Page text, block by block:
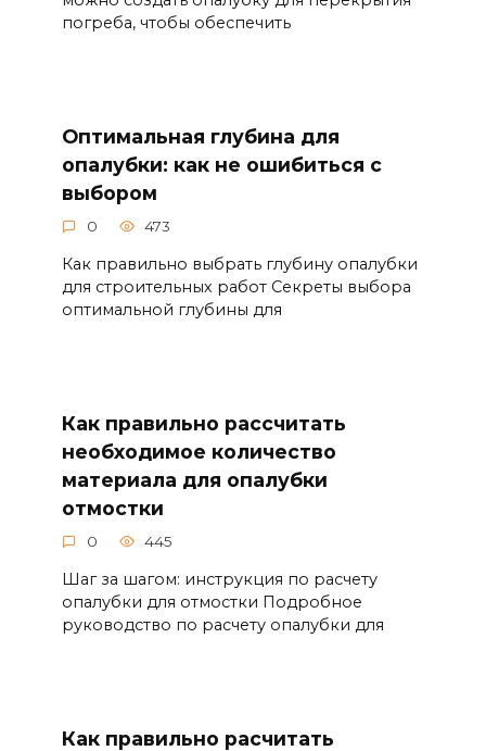
погреба, чтобы обеспечить
Оптимальная глубина для
опалубки: как не ошибиться с
выбором
0 473
Как правильно выбрать глубину опалубки
для строительных работ Секреты выбора
оптимальной глубины для
Как правильно рассчитать
необходимое количество
материала для опалубки
отмостки
0 445
Шаг за шагом: инструкция по расчету
опалубки для отмостки Подробное
руководство по расчету опалубки для
Как правильно расчитать